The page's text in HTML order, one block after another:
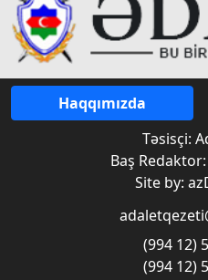
Haqqımızda
Təsisçi:
Baş
Site by:
(994 12)
(994 12)